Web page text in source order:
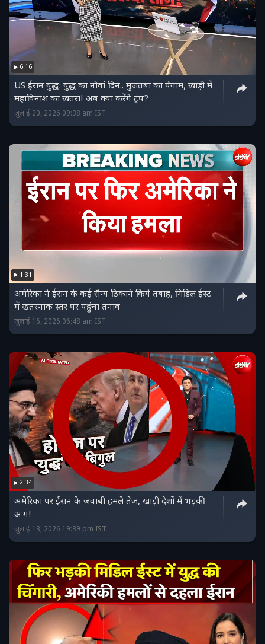
6:16
US ईरान युद्ध: युद्ध का नौवां दिन.. मुजतबा का पैगाम, खाड़ी में
महाविनाश का खतरा! अब क्या करेंगे ट्रंप?
जुलाई 20, 2026 09:38 am IST
1:31
अमेरिका ने ईरान के कई सैन्‍य ठिकाने किये तबाह, मिडिल ईस्‍ट
में खतरनाक स्‍तर पर पहुंचा तनाव
जुलाई 16, 2026 06:48 am IST
2:34
अमेरिका पर ईरान के जवाबी हमले तेज, खाड़ी देशों में भड़की
आग!
जुलाई 13, 2026 19:39 pm IST